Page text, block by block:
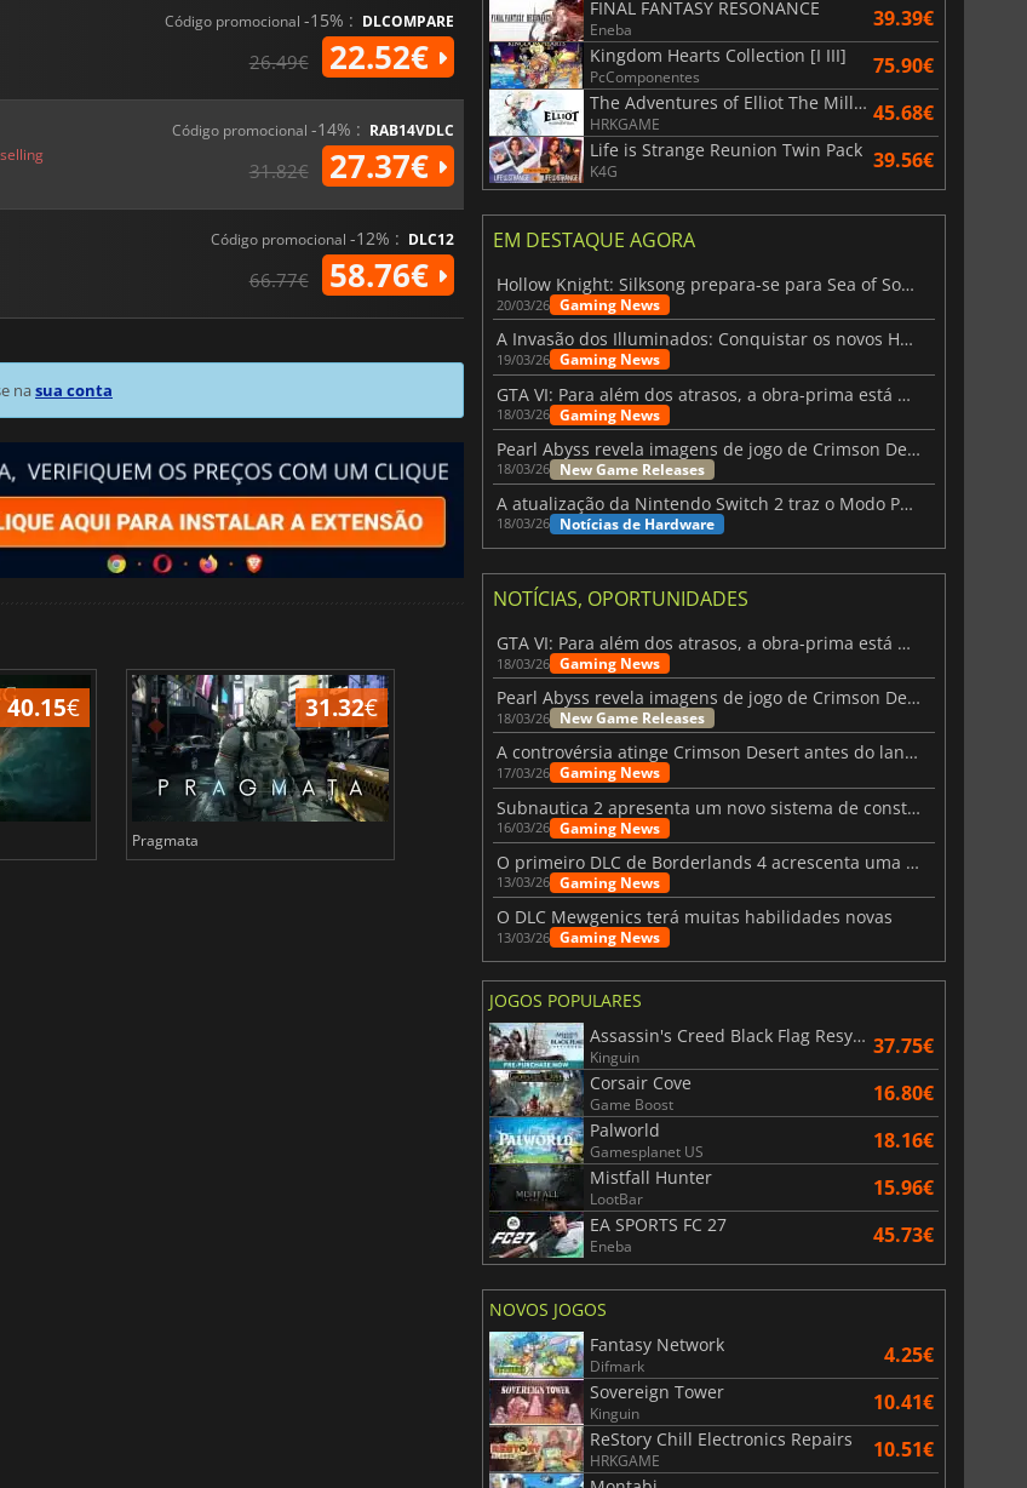
Código promocional -15% : DLCOMPARE
26.49€ 22.52€
Código promocional -14% : RAB14VDLC
31.82€ 27.37€
Código promocional -12% : DLC12
66.77€ 58.76€
nasua conta
40.15€ 31.32€
Pragmata
6.75€
Total War WARHAMMER 3
15.51
Lies Of P
FINAL FANTASY RESONANCE
Eneba 39.39€
Kingdom Hearts Collection [I III]
PcComponentes 75.90€
The Adventures of Elliot The Millennium Tales
HRKGAME 45.68€
Life is Strange Reunion Twin Pack
K4G 39.56€
EM DESTAQUE AGORA
Hollow Knight: Silksong prepara-se para Sea of Sorrow com um patch
20/03/26 Gaming News
A Invasão dos Illuminados: Conquistar os novos Helldivers 2 Atualização!
19/03/26 Gaming News
GTA VI: Para além dos atrasos, a obra-prima está quase a chegar
18/03/26 Gaming News
Pearl Abyss revela imagens de jogo de Crimson Desert para a PS5
18/03/26 New Game Releases
A atualização da Nintendo Switch 2 traz o Modo Portátil aos jogos mais antigos da Switch
18/03/26 Notícias de Hardware
NOTÍCIAS, OPORTUNIDADES
GTA VI: Para além dos atrasos, a obra-prima está quase a chegar
18/03/26 Gaming News
Pearl Abyss revela imagens de jogo de Crimson Desert para a PS5
18/03/26 New Game Releases
A controvérsia atinge Crimson Desert antes do lançamento
17/03/26 Gaming News
Subnautica 2 apresenta um novo sistema de construção de bases
16/03/26 Gaming News
O primeiro DLC de Borderlands 4 acrescenta uma nova personagem e muito mais
13/03/26 Gaming News
O DLC Mewgenics terá muitas habilidades novas
13/03/26 Gaming News
JOGOS POPULARES
Assassin's Creed Black Flag Resynced
Kinguin 37.75€
Corsair Cove
Game Boost 16.80€
Palworld
Gamesplanet US 18.16€
Mistfall Hunter
LootBar 15.96€
EA SPORTS FC 27
Eneba 45.73€
NOVOS JOGOS
Fantasy Network
Difmark 4.25€
Sovereign Tower
Kinguin 10.41€
ReStory Chill Electronics Repairs
HRKGAME 10.51€